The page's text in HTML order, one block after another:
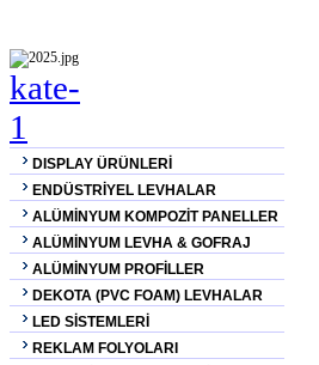
DISPLAY ÜRÜNLERİ
ENDÜSTRİYEL LEVHALAR
ALÜMİNYUM KOMPOZİT PANELLER
ALÜMİNYUM LEVHA & GOFRAJ
ALÜMİNYUM PROFİLLER
DEKOTA (PVC FOAM) LEVHALAR
LED SİSTEMLERİ
REKLAM FOLYOLARI